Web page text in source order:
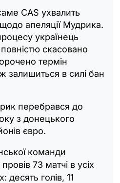
CAS ухвалить
апеляції Мудрика.
українець
скасовано
термін
залишиться в силі бан
перебрався до
з донецького
євро.
команди
73 матчі в усіх
десять голів, 11